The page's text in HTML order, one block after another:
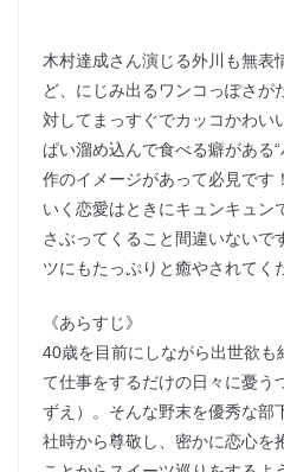
木村達成さん演じる外川も無表
ど、にじみ出るワンコっぽさが
対してまっすぐでカッコかわい
ぱい溜め込んで食べる癖がある
作のイメージがあって必見で
いく恋愛はときにキュンキュン
さぶってくること間違いない
ツにもたっぷりと癒やされてく
《あらすじ》
40歳を目前にしながら出世欲も
て仕事をするだけの日々に憂う
ずえ）。そんな野末を優秀な部
社時から尊敬し、密かに恋心を